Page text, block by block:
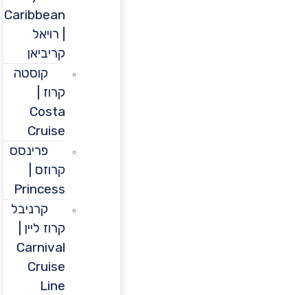
Caribbean
קריביאן
קוסטה
Costa
Cruise
פרינסס
קרוזס |
Princess
קרניבל
קרוז ליין |
Carnival
Cruise